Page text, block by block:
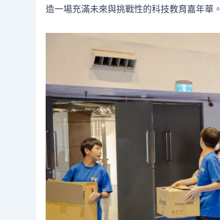
造一場充滿未來與挑戰性的科技教育嘉年華